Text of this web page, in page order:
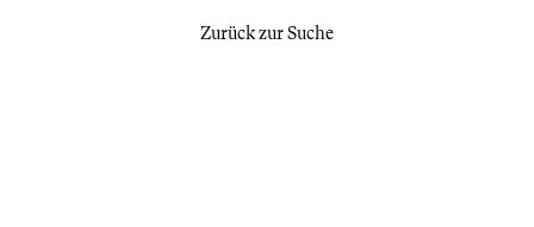
Zurück zur Suche